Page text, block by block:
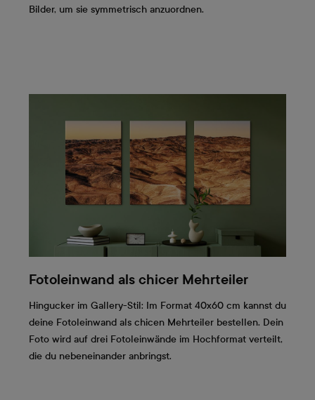
Bilder, um sie symmetrisch anzuordnen.
Fotoleinwand als chicer Mehrteiler
Hingucker im Gallery-Stil: Im Format 40x60 cm kannst du
deine Fotoleinwand als chicen Mehrteiler bestellen. Dein
Foto wird auf drei Fotoleinwände im Hochformat verteilt,
die du nebeneinander anbringst.